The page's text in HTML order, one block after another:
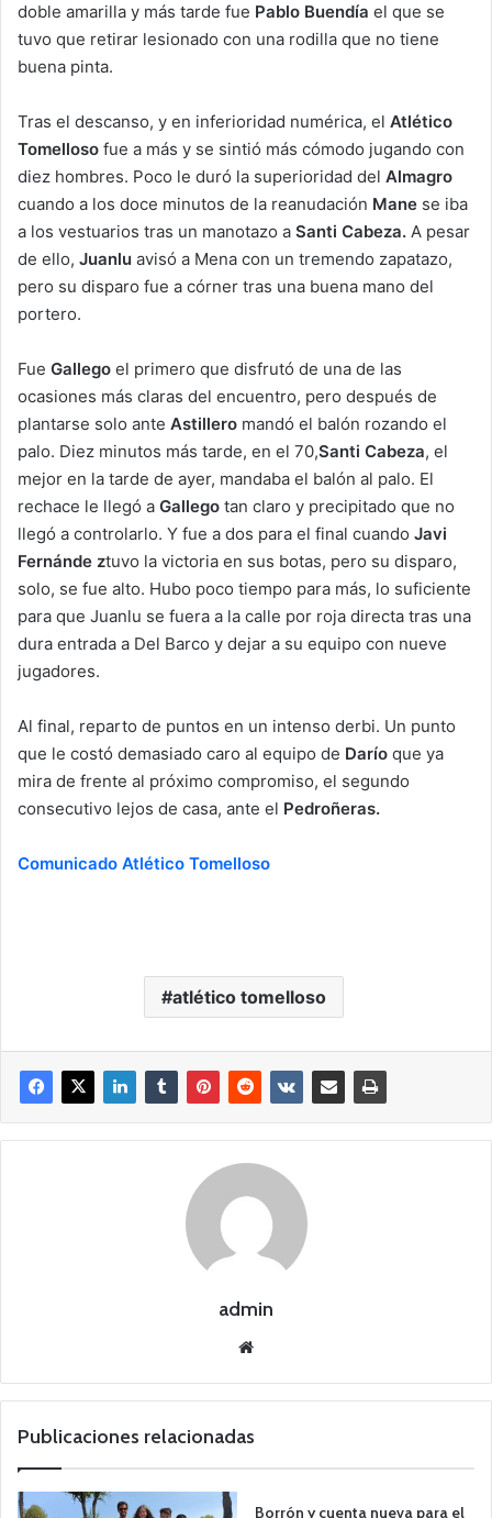
doble amarilla y más tarde fue Pablo Buendía el que se
tuvo que retirar lesionado con una rodilla que no tiene
buena pinta.
Tras el descanso, y en inferioridad numérica, el Atlético
Tomelloso fue a más y se sintió más cómodo jugando con
diez hombres. Poco le duró la superioridad del Almagro
cuando a los doce minutos de la reanudación Mane se iba
a los vestuarios tras un manotazo a Santi Cabeza. A pesar
de ello, Juanlu avisó a Mena con un tremendo zapatazo,
pero su disparo fue a córner tras una buena mano del
portero.
Fue Gallego el primero que disfrutó de una de las
ocasiones más claras del encuentro, pero después de
plantarse solo ante Astillero mandó el balón rozando el
palo. Diez minutos más tarde, en el 70,Santi Cabeza, el
mejor en la tarde de ayer, mandaba el balón al palo. El
rechace le llegó a Gallego tan claro y precipitado que no
llegó a controlarlo. Y fue a dos para el final cuando Javi
Fernánde ztuvo la victoria en sus botas, pero su disparo,
solo, se fue alto. Hubo poco tiempo para más, lo suficiente
para que Juanlu se fuera a la calle por roja directa tras una
dura entrada a Del Barco y dejar a su equipo con nueve
jugadores.
Al final, reparto de puntos en un intenso derbi. Un punto
que le costó demasiado caro al equipo de Darío que ya
mira de frente al próximo compromiso, el segundo
consecutivo lejos de casa, ante el Pedroñeras.
Comunicado Atlético Tomelloso
atlético tomelloso
admin
we
Publicaciones relacionadas
Borrón y cuenta nueva para el